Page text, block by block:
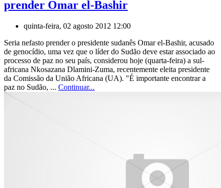
prender Omar el-Bashir
quinta-feira, 02 agosto 2012 12:00
Seria nefasto prender o presidente sudanês Omar el-Bashir, acusado
de genocídio, uma vez que o líder do Sudão deve estar associado ao
processo de paz no seu país, considerou hoje (quarta-feira) a sul-
africana Nkosazana Dlamini-Zuma, recentemente eleita presidente
da Comissão da União Africana (UA). "É importante encontrar a
paz no Sudão, ... Continuar...